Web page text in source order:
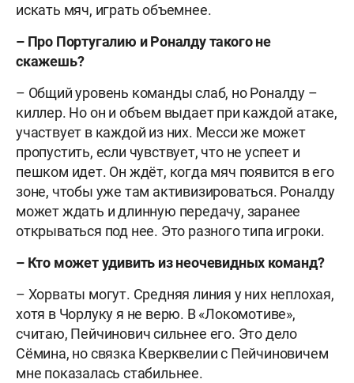
искать мяч, играть объемнее.
– Про Португалию и Роналду такого не
скажешь?
– Общий уровень команды слаб, но Роналду –
киллер. Но он и объем выдает при каждой атаке,
участвует в каждой из них. Месси же может
пропустить, если чувствует, что не успеет и
пешком идет. Он ждёт, когда мяч появится в его
зоне, чтобы уже там активизироваться. Роналду
может ждать и длинную передачу, заранее
открываться под нее. Это разного типа игроки.
– Кто может удивить из неочевидных команд?
– Хорваты могут. Средняя линия у них неплохая,
хотя в Чорлуку я не верю. В «Локомотиве»,
считаю, Пейчинович сильнее его. Это дело
Сёмина, но связка Кверквелии с Пейчиновичем
мне показалась стабильнее.